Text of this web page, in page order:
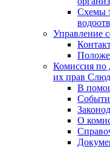
Схемы
Управление
Комиссия по
их прав
В
О